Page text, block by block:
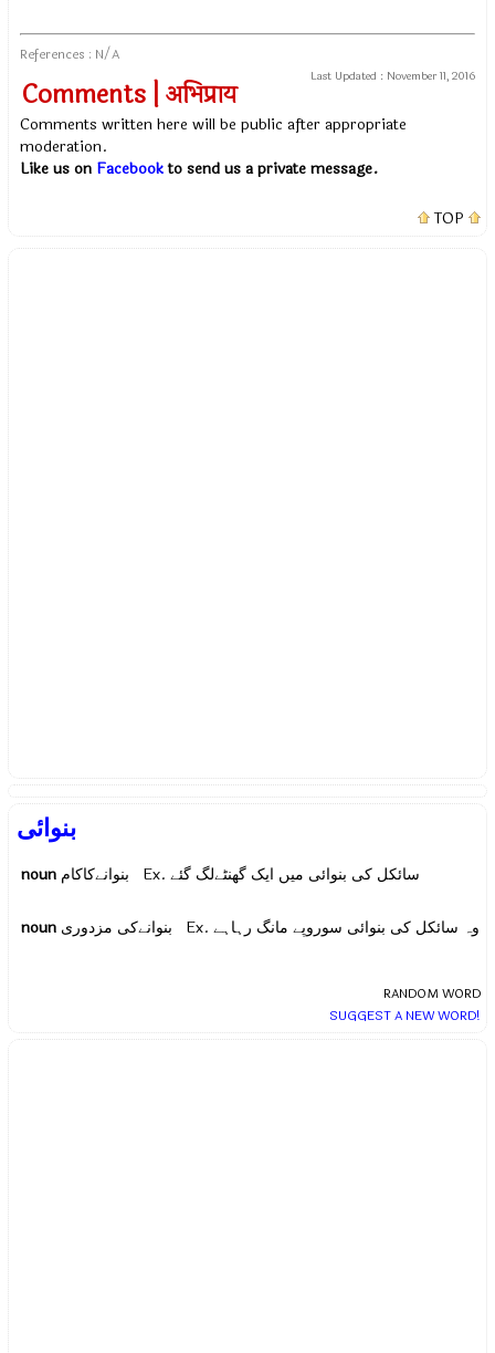
References : N/A
Last Updated : November 11, 2016
Comments | अभिप्राय
Comments written here will be public after appropriate
moderation.
Like us on Facebookto send us a private message.
TOP
بنوائی
noun بنوانےکاکام Ex.سائکل کی بنوائی میں ایک گھنٹےلگ گئے
noun بنوانےکی مزدوری Ex.وہ سائکل کی بنوائی سوروپے مانگ رہاہے
RANDOM WORD
SUGGEST A NEW WORD!